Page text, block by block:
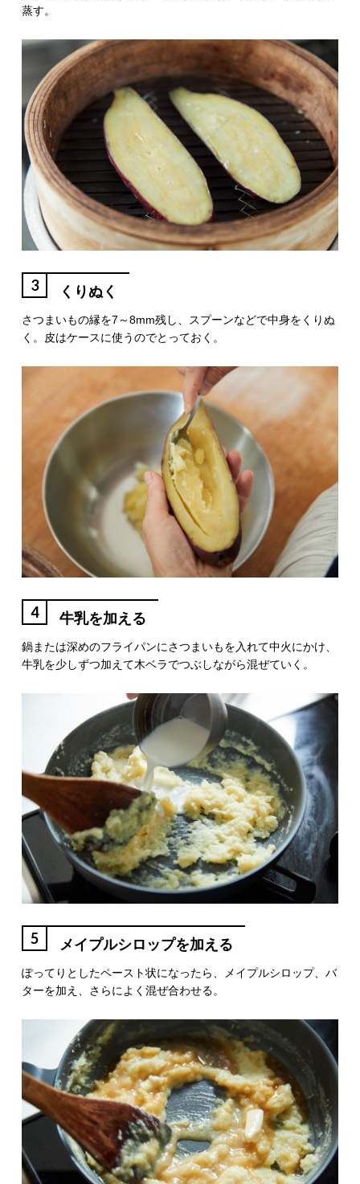
蒸す。
3 くりぬく
さつまいもの縁を7～8mm残し、スプーンなどで中身をくりぬ
く。皮はケースに使うのでとっておく。
4 牛乳を加える
鍋または深めのフライパンにさつまいもを入れて中火にかけ、
牛乳を少しずつ加えて木ベラでつぶしながら混ぜていく。
5 メイプルシロップを加える
ぽってりとしたペースト状になったら、メイプルシロップ、バ
ターを加え、さらによく混ぜ合わせる。